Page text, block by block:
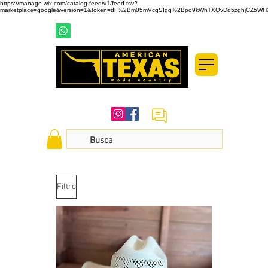
https://manage.wix.com/catalog-feed/v1/feed.tsv?
Filtro